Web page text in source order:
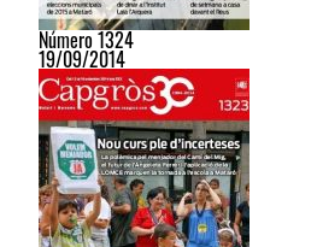
Número 1324
19/09/2014